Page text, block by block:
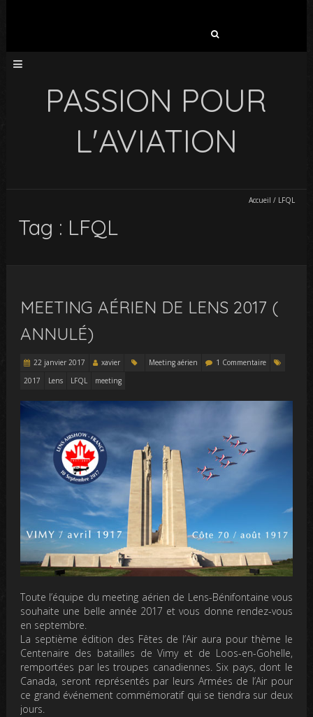
PASSION POUR
L'AVIATION
Accueil / LFQL
Tag : LFQL
MEETING AÉRIEN DE LENS 2017 (
ANNULÉ)
22 janvier 2017 xavier Meeting aérien
1 Commentaire
2017
Lens LFQL meeting
Toute l’équipe du meeting aérien de Lens-Bénifontaine vous
souhaite une belle année 2017 et vous donne rendez-vous
en septembre.
La septième édition des Fêtes de l’Air aura pour thème le
Centenaire des batailles de Vimy et de Loos-en-Gohelle,
remportées par les troupes canadiennes. Six pays, dont le
Canada, seront représentés par leurs Armées de l’Air pour
ce grand événement commémoratif qui se tiendra sur deux
jours.